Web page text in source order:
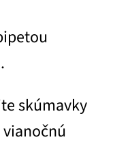
skúmavky